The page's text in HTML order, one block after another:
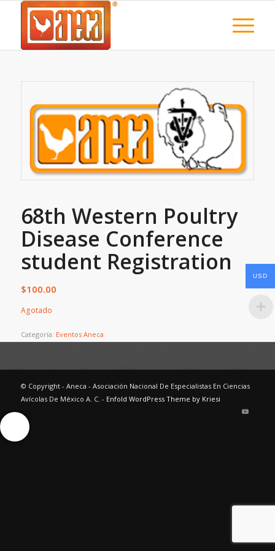
68th Western Poultry
Disease Conference
student Registration
$100.00
Agotado
Categoría: Eventos Aneca
© Copyright - Aneca - Asociación Nacional De Especialistas En Ciencias
Avícolas De México A. C. - Enfold WordPress Theme by Kriesi
Ayuda Interactiva
Ayuda Interactiva
Ayuda Interactiva
USD